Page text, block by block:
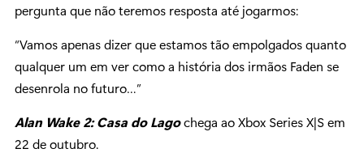
pergunta que não teremos resposta até jogarmos:
“Vamos apenas dizer que estamos tão empolgados quanto
qualquer um em ver como a história dos irmãos Faden se
desenrola no futuro…”
Alan Wake 2: Casa do Lagochega ao Xbox Series X|S em
22 de outubro.